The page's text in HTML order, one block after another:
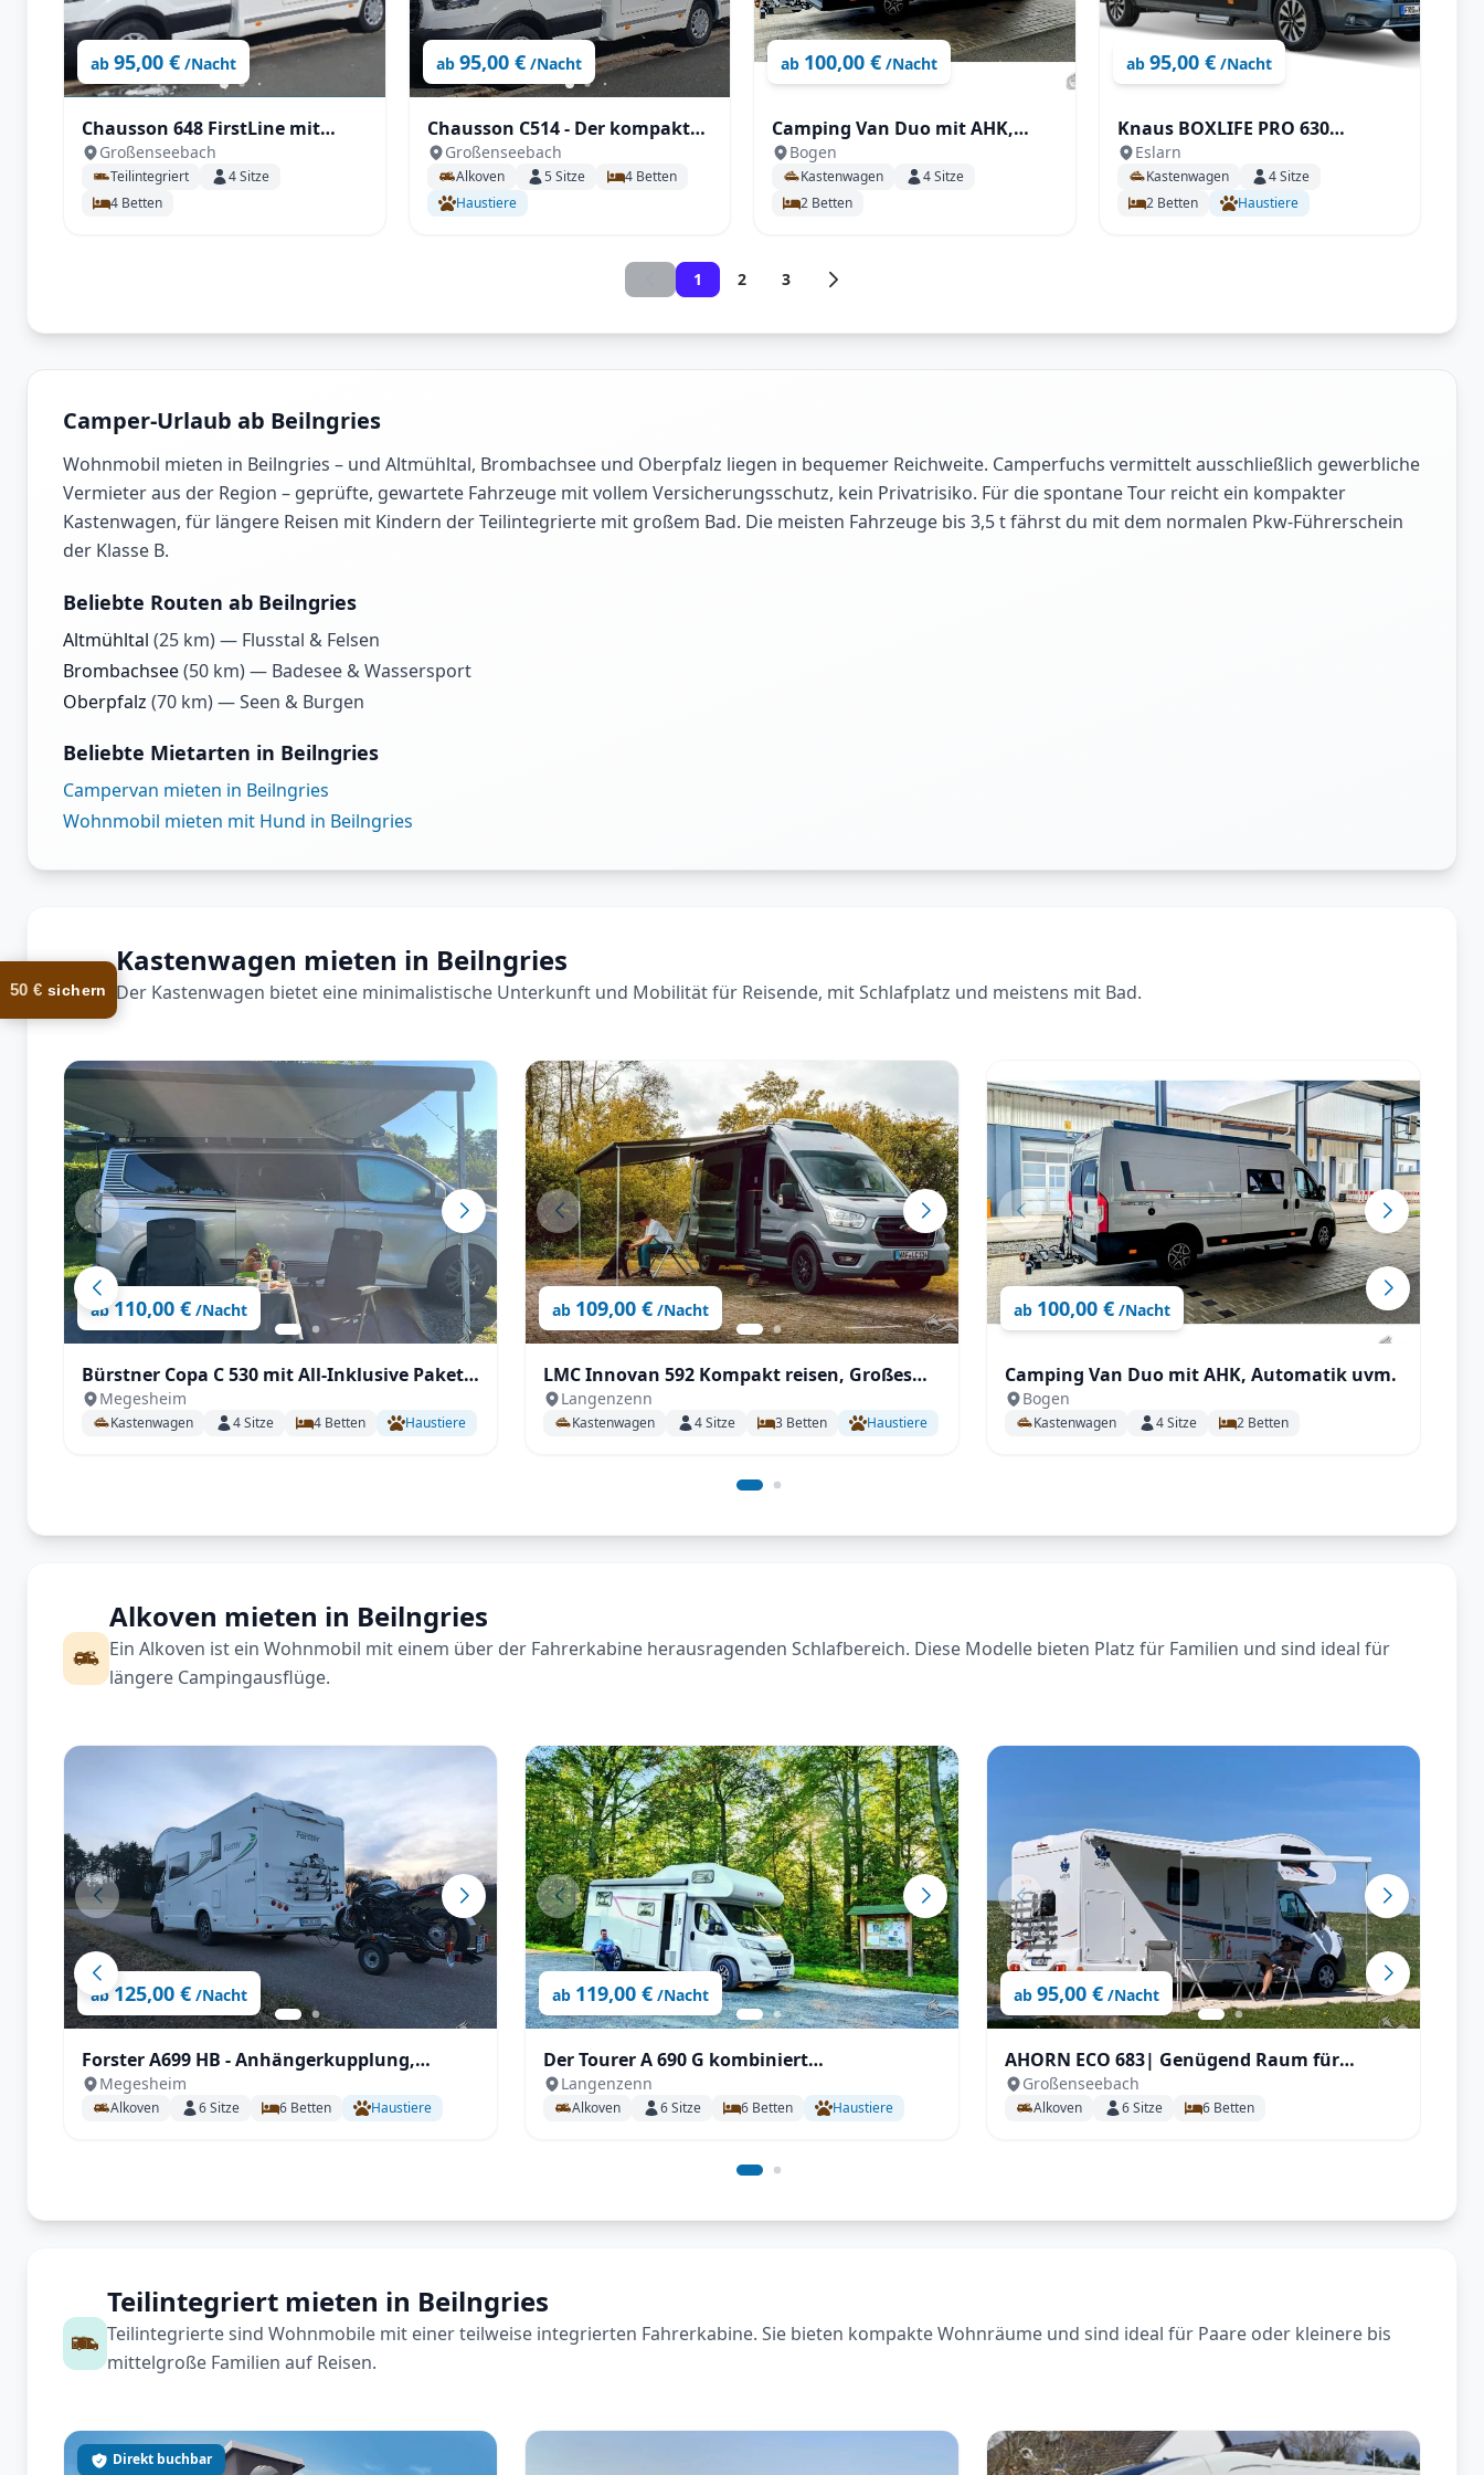
ab 95,00 € /Nacht
Chausson 648 FirstLine mit
Queensbett
Großenseebach
Teilintegriert 4Sitze
4 Betten
ab 95,00 € /Nacht
Chausson C514 - Der kompakte
Alkoven
Großenseebach
Alkoven 5 Sitze 4 Betten
Haustiere
ab 100,00 € /Nacht
Camping Van Duo mit AHK,
Automatik uvm.
Bogen
Kastenwagen 4Sitze
2 Betten
ab 95,00 € /Nacht
Knaus BOXLIFE PRO 630
FREEWAY 60 YEARS KNAUS mit
AHK uvm.
Eslarn
Kastenwagen 4 Sitze
2 Betten Haustiere
1 2 3
Camper-Urlaub ab Beilngries
Wohnmobil mieten in Beilngries – und Altmühltal, Brombachsee und Oberpfalz liegen in bequemer Reichweite. Camperfuchs vermittelt ausschließlich gewerbliche
Vermieter aus der Region – geprüfte, gewartete Fahrzeuge mit vollem Versicherungsschutz, kein Privatrisiko. Für die spontane Tour reicht ein kompakter
Kastenwagen, für längere Reisen mit Kindern der Teilintegrierte mit großem Bad. Die meisten Fahrzeuge bis 3,5 t fährst du mit dem normalen Pkw-Führerschein
der Klasse B.
Beliebte Routen ab Beilngries
Altmühltal (25 km) — Flusstal & Felsen
Brombachsee(50 km) — Badesee & Wassersport
Oberpfalz (70 km) —Seen & Burgen
Beliebte Mietarten in Beilngries
Campervan mieten in Beilngries
Wohnmobil mieten mit Hund in Beilngries
Kastenwagen mieten in Beilngries
Der Kastenwagen bietet eine minimalistische Unterkunft und Mobilität für Reisende, mit Schlafplatz und meistens mit Bad.
ab 110,00 € /Nacht
Bürstner Copa C 530 mit All-Inklusive Paket,
Automatikgetriebe, Aufstelldach uvm.
Megesheim
Kastenwagen 4Sitze 4 Betten Haustiere
ab 109,00 € /Nacht
LMC Innovan 592 Kompakt reisen, Großes
erleben – mit Einzelbetten und Komfort
Langenzenn
Kastenwagen 4Sitze 3 Betten Haustiere
ab 100,00 € /Nacht
Camping Van Duo mit AHK, Automatik uvm.
Bogen
Kastenwagen 4Sitze 2 Betten
Alkoven mieten in Beilngries
Ein Alkoven ist ein Wohnmobil mit einem über der Fahrerkabine herausragenden Schlafbereich. Diese Modelle bieten Platz für Familien und sind ideal für
längere Campingausflüge.
ab 125,00 € /Nacht
Forster A699 HB - Anhängerkupplung,
Markise, Fahrradträger,
Fahrerhausverdunklung uvm.
Megesheim
Alkoven 6Sitze 6 Betten Haustiere
ab 119,00 € /Nacht
Der Tourer A 690 G kombiniert
familienfreundliches Raumangebot
Langenzenn
Alkoven 6Sitze 6 Betten Haustiere
ab 95,00 € /Nacht
AHORN ECO 683| Genügend Raum für
Familien mit Klima etc.
Großenseebach
Alkoven 6Sitze 6 Betten
Teilintegriert mieten in Beilngries
Teilintegrierte sind Wohnmobile mit einer teilweise integrierten Fahrerkabine. Sie bieten kompakte Wohnräume und sind ideal für Paare oder kleinere bis
mittelgroße Familien auf Reisen.
Direkt buchbar
50 € sichern